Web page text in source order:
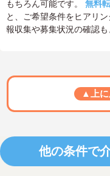
もちろん可能です。 無料
と、ご希望条件をヒアリ
報収集や募集状況の確認も
▲上に
他の条件で